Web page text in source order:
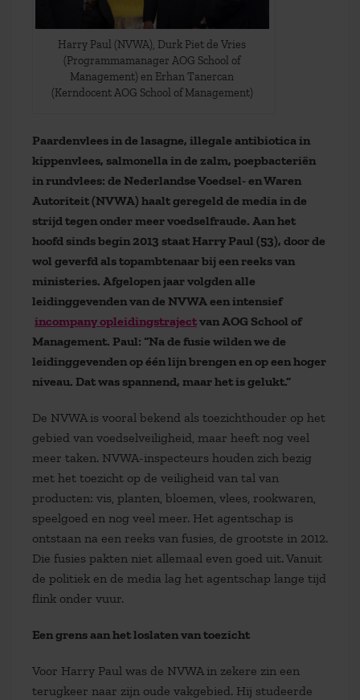
Harry Paul (NVWA), Durk Piet de Vries
(Programmamanager AOG School of
Management) en Erhan Tanercan
(Kerndocent AOG School of Management)
Paardenvlees in de lasagne, illegale antibiotica in
kippenvlees, salmonella in de zalm, poepbacteriën
in rundvlees: de Nederlandse Voedsel- en Waren
Autoriteit (NVWA) haalt geregeld de media in de
strijd tegen onder meer voedselfraude. Aan het
hoofd sinds begin 2013 staat Harry Paul (53), door de
wol geverfd als topambtenaar bij een reeks van
ministeries. Afgelopen jaar volgden alle
leidinggevenden van de NVWA een intensief
incompany opleidingstrajectvan AOG School of
Management. Paul: “Na de fusie wilden we de
leidinggevenden op één lijn brengen en op een hoger
niveau. Dat was spannend, maar het is gelukt.”
De NVWA is vooral bekend als toezichthouder op het
gebied van voedselveiligheid, maar heeft nog veel
meer taken. NVWA-inspecteurs houden zich bezig
met het toezicht op de veiligheid van tal van
producten: vis, planten, bloemen, vlees, rookwaren,
speelgoed en nog veel meer. Het agentschap is
ontstaan na een reeks van fusies, de grootste in 2012.
Die fusies pakten niet allemaal even goed uit. Vanuit
de politiek en de media lag het agentschap lange tijd
flink onder vuur.
Een grens aan het loslaten van toezicht
Voor Harry Paul was de NVWA in zekere zin een
terugkeer naar zijn oude vakgebied. Hij studeerde